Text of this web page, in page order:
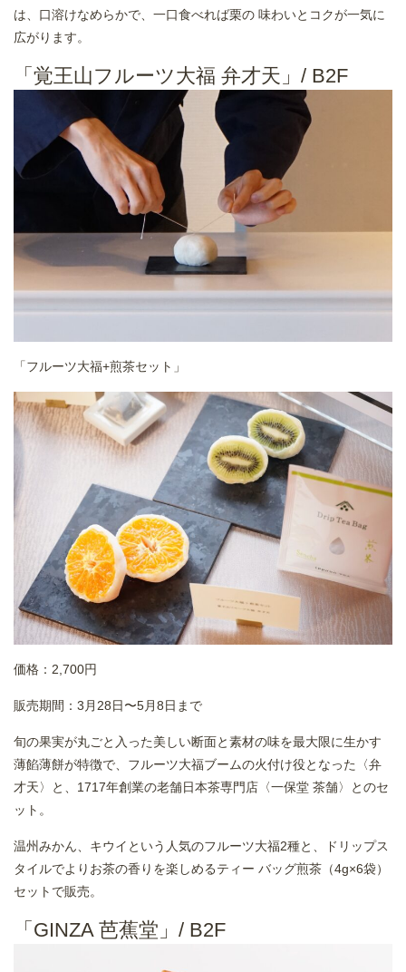
は、口溶けなめらかで、一口食べれば栗の 味わいとコクが一気に
広がります。
「覚王山フルーツ大福 弁才天」/ B2F
「フルーツ大福+煎茶セット」
価格：2,700円
販売期間：3月28日〜5月8日まで
旬の果実が丸ごと入った美しい断面と素材の味を最大限に生かす
薄餡薄餅が特徴で、フルーツ大福ブームの火付け役となった〈弁
才天〉と、1717年創業の老舗日本茶専門店〈一保堂 茶舗〉とのセ
ット。
温州みかん、キウイという人気のフルーツ大福2種と、ドリップス
タイルでよりお茶の香りを楽しめるティー バッグ煎茶（4g×6袋）
セットで販売。
「GINZA 芭蕉堂」/ B2F